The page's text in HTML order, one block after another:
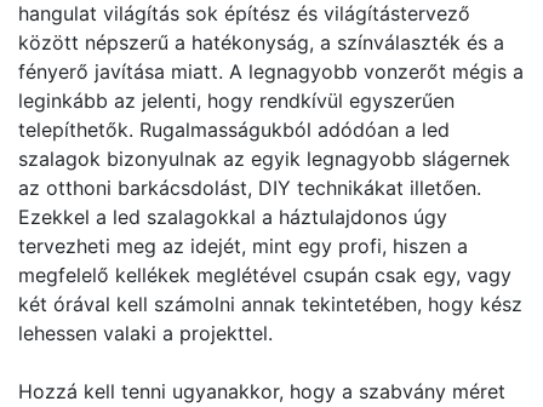
hangulat világítás sok építész és világítástervező
között népszerű a hatékonyság, a színválaszték és a
fényerő javítása miatt. A legnagyobb vonzerőt mégis a
leginkább az jelenti, hogy rendkívül egyszerűen
telepíthetők. Rugalmasságukból adódóan a led
szalagok bizonyulnak az egyik legnagyobb slágernek
az otthoni barkácsdolást, DIY technikákat illetően.
Ezekkel a led szalagokkal a háztulajdonos úgy
tervezheti meg az idejét, mint egy profi, hiszen a
megfelelő kellékek meglétével csupán csak egy, vagy
két órával kell számolni annak tekintetében, hogy kész
lehessen valaki a projekttel.
Hozzá kell tenni ugyanakkor, hogy a szabvány méret